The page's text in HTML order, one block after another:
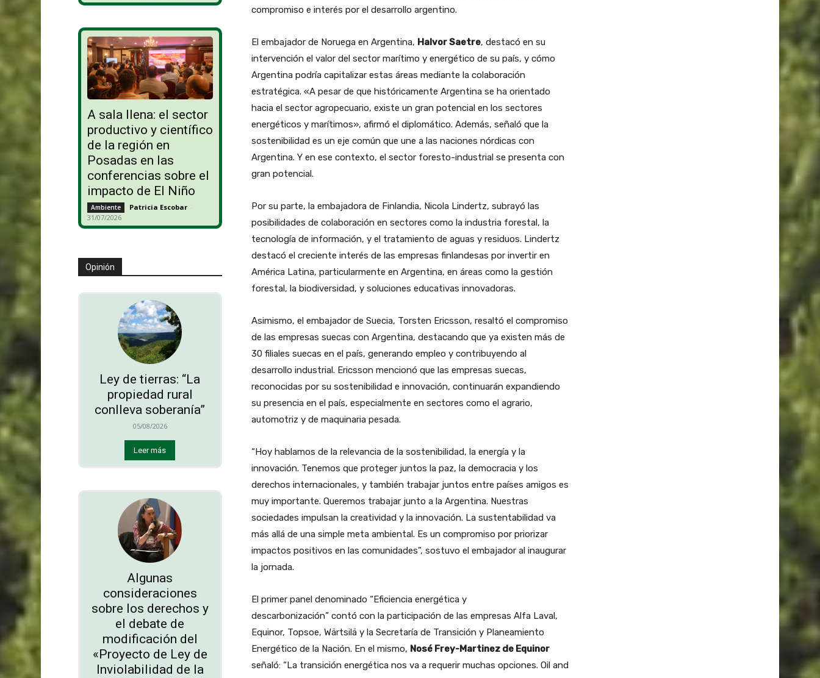
A sala llena: el sector
productivo y científico
de la región en
Posadas en las
conferencias sobre el
impacto de El Niño
Ambiente Patricia Escobar -
31/07/2026
Opinión
Ley de tierras: “La
propiedad rural
conlleva soberanía”
05/08/2026
Leer más
Algunas
consideraciones
sobre los derechos y
el debate de
modificación del
«Proyecto de Ley de
Inviolabilidad de la
compromiso e interés por el desarrollo argentino.
El embajador de Noruega en Argentina, Halvor Saetre, destacó en su
intervención el valor del sector marítimo y energético de su país, y cómo
Argentina podría capitalizar estas áreas mediante la colaboración
estratégica. «A pesar de que históricamente Argentina se ha orientado
hacia el sector agropecuario, existe un gran potencial en los sectores
energéticos y marítimos», afirmó el diplomático. Además, señaló que la
sostenibilidad es un eje común que une a las naciones nórdicas con
Argentina. Y en ese contexto, el sector foresto-industrial se presenta con
gran potencial.
Por su parte, la embajadora de Finlandia, Nicola Lindertz, subrayó las
posibilidades de colaboración en sectores como la industria forestal, la
tecnología de información, y el tratamiento de aguas y residuos. Lindertz
destacó el creciente interés de las empresas finlandesas por invertir en
América Latina, particularmente en Argentina, en áreas como la gestión
forestal, la biodiversidad, y soluciones educativas innovadoras.
Asimismo, el embajador de Suecia, Torsten Ericsson, resaltó el compromiso
de las empresas suecas con Argentina, destacando que ya existen más de
30 filiales suecas en el país, generando empleo y contribuyendo al
desarrollo industrial. Ericsson mencionó que las empresas suecas,
reconocidas por su sostenibilidad e innovación, continuarán expandiendo
su presencia en el país, especialmente en sectores como el agrario,
automotriz y de maquinaria pesada.
“Hoy hablamos de la relevancia de la sostenibilidad, la energía y la
innovación. Tenemos que proteger juntos la paz, la democracia y los
derechos internacionales, y también trabajar juntos entre países amigos es
muy importante. Queremos trabajar junto a la Argentina. Nuestras
sociedades impulsan la creatividad y la innovación. La sustentabilidad va
más allá de una simple meta ambiental. Es un compromiso por priorizar
impactos positivos en las comunidades”, sostuvo el embajador al inaugurar
la jornada.
El primer panel denominado “Eficiencia energética y
descarbonización” contó con la participación de las empresas Alfa Laval,
Equinor, Topsoe, Wärtsilä y la Secretaría de Transición y Planeamiento
Energético de la Nación. En el mismo, Nosé Frey-Martinez de Equinor
señaló: “La transición energética nos va a requerir muchas opciones. Oil and